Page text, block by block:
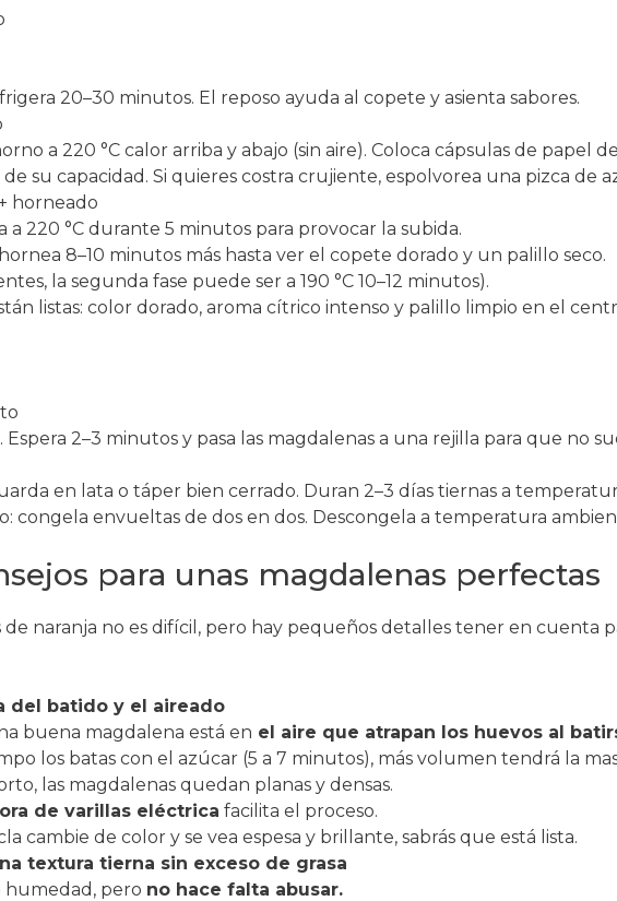
20–30 minutos. El reposo ayuda al copete y asienta sabores.
a 220 °C calor arriba y abajo (sin aire). Coloca cápsulas de
su capacidad. Si quieres costra crujiente, espolvorea una pizca de
horneado
a 220 °C durante 5 minutos para provocar la subida.
hornea 8–10 minutos más hasta ver el copete dorado y un palillo seco.
la segunda fase puede ser a 190 °C 10–12 minutos).
listas: color dorado, aroma cítrico intenso y palillo limpio en el
Espera 2–3 minutos y pasa las magdalenas a una rejilla para que no
en lata o táper bien cerrado. Duran 2–3 días tiernas a
congela envueltas de dos en dos. Descongela a temperatura
para unas magdalenas perfectas
de naranja no es difícil, pero hay pequeños detalles tener en cuenta
del batido y el aireado
buena magdalena está en el aire que atrapan los huevos al
los batas con el azúcar (5 a 7 minutos), más volumen tendrá la
las magdalenas quedan planas y densas.
de varillas eléctrica facilita el proceso.
cambie de color y se vea espesa y brillante, sabrás que está lista.
textura tierna sin exceso de grasa
humedad, pero no hace falta abusar.